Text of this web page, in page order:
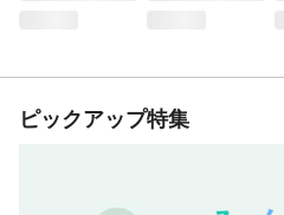
ピックアップ特集